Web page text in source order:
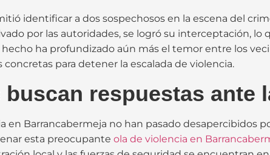
identificar a dos sospechosos en la escena del
por las autoridades, se logró su interceptación, lo
ha profundizado aún más el temor entre los
para detener la escalada de violencia.
respuestas ante
en Barrancabermeja no han pasado desapercibidos
esta preocupante ola de violencia en